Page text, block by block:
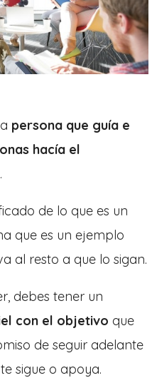
persona que guía e
hacía el
.
de lo que es un
que es un ejemplo
al resto a que lo sigan.
debes tener un
con el objetivo que
de seguir adelante
sigue o apoya.